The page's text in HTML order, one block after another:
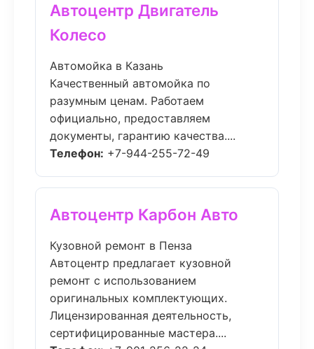
Автоцентр Двигатель
Колесо
Автомойка в Казань
Качественный автомойка по
разумным ценам. Работаем
официально, предоставляем
документы, гарантию качества....
Телефон: +7-944-255-72-49
Автоцентр Карбон Авто
Кузовной ремонт в Пенза
Автоцентр предлагает кузовной
ремонт с использованием
оригинальных комплектующих.
Лицензированная деятельность,
сертифицированные мастера....